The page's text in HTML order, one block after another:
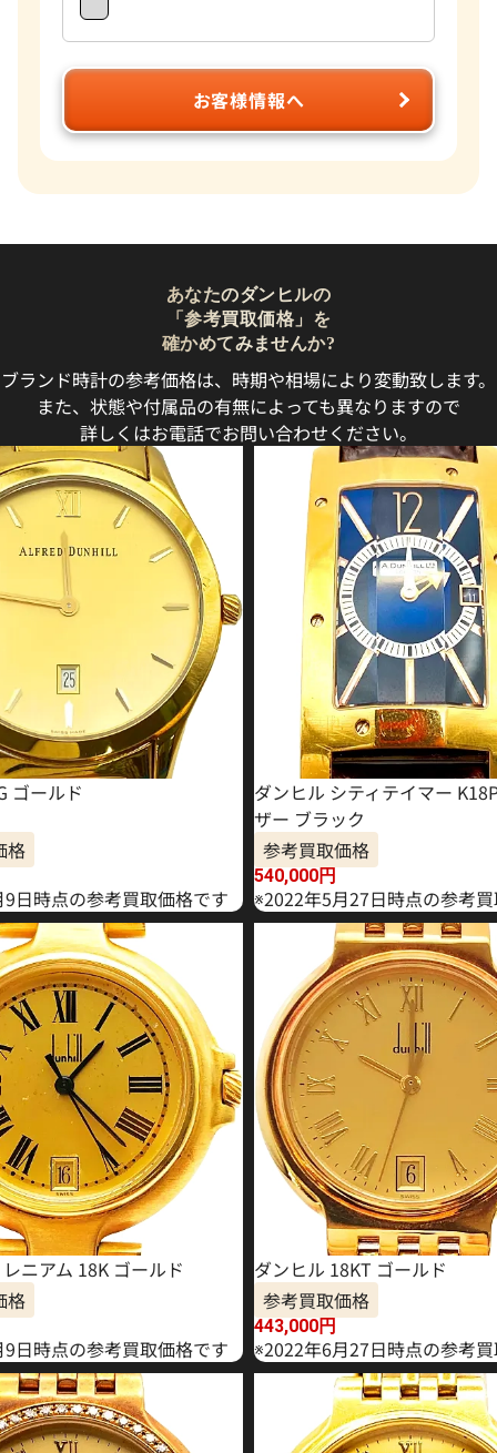
お客様情報へ
あなたのダンヒルの
「参考買取価格」を
確かめてみませんか?
ブランド時計の参考価格は、時期や相場により変動致します。
また、状態や付属品の有無によっても異なりますので
詳しくはお電話でお問い合わせください。
ゴールド
格
日時点の参考買取価格です
ダンヒル シティテイマー
ザー ブラック
参考買取価格
540,000円
※2022年5月27日時点の参考
ニアム 18K ゴールド
格
日時点の参考買取価格です
ダンヒル 18KT ゴールド
参考買取価格
443,000円
※2022年6月27日時点の参考